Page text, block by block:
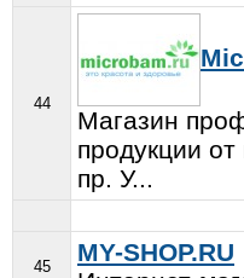
44
Магазин
продукции
пр. У...
45
MY-SHOP.RU